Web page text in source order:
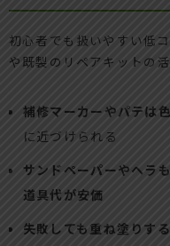
初心者でも扱いやすい低
や既製のリペアキットの
補修マーカーやパテは
に近づけられる
サンドペーパーやヘラ
道具代が安価
失敗しても重ね塗りす